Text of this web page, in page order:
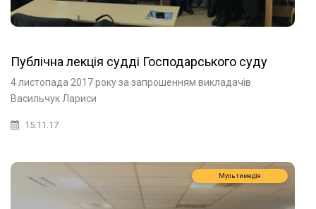
Публічна лекція судді Господарського суду
4 листопада 2017 року за запрошенням викладачів
Васильчук Лариси
15.11.17
Мультимедія